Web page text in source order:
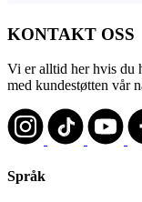
KONTAKT OSS
Vi er alltid her hvis du
med kundestøtten vår
Språk